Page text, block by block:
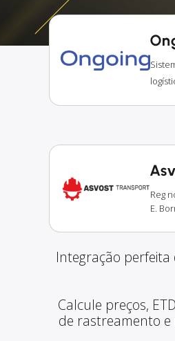
Reg
E.
Integração
Calcule preços,
de rastreamento